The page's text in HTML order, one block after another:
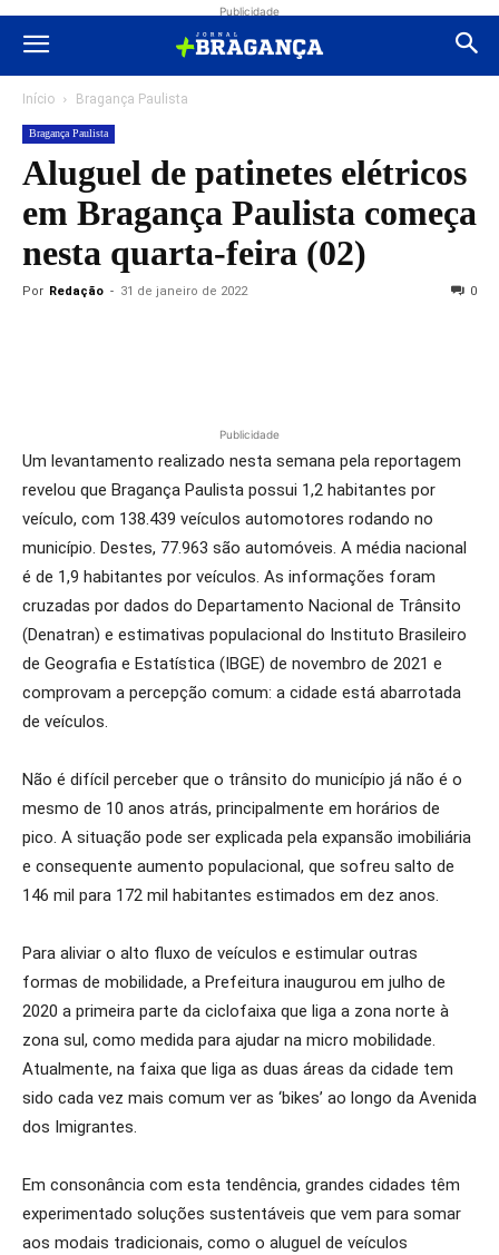
Publicidade
Início Bragança Paulista
Bragança Paulista
Aluguel de patinetes elétricos
em Bragança Paulista começa
nesta quarta-feira (02)
Por Redação - 31 de janeiro de 2022 0
Publicidade
Um levantamento realizado nesta semana pela reportagem
revelou que Bragança Paulista possui 1,2 habitantes por
veículo, com 138.439 veículos automotores rodando no
município. Destes, 77.963 são automóveis. A média nacional
é de 1,9 habitantes por veículos. As informações foram
cruzadas por dados do Departamento Nacional de Trânsito
(Denatran) e estimativas populacional do Instituto Brasileiro
de Geografia e Estatística (IBGE) de novembro de 2021 e
comprovam a percepção comum: a cidade está abarrotada
de veículos.
Não é difícil perceber que o trânsito do município já não é o
mesmo de 10 anos atrás, principalmente em horários de
pico. A situação pode ser explicada pela expansão imobiliária
e consequente aumento populacional, que sofreu salto de
146 mil para 172 mil habitantes estimados em dez anos.
Para aliviar o alto fluxo de veículos e estimular outras
formas de mobilidade, a Prefeitura inaugurou em julho de
2020 a primeira parte da ciclofaixa que liga a zona norte à
zona sul, como medida para ajudar na micro mobilidade.
Atualmente, na faixa que liga as duas áreas da cidade tem
sido cada vez mais comum ver as ‘bikes’ ao longo da Avenida
dos Imigrantes.
Em consonância com esta tendência, grandes cidades têm
experimentado soluções sustentáveis que vem para somar
aos modais tradicionais, como o aluguel de veículos